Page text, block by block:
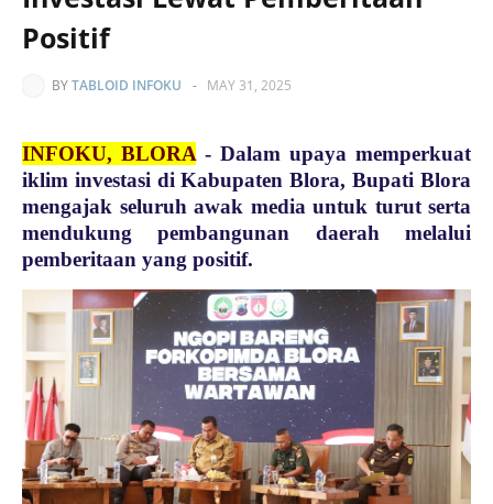
Positif
BYTABLOID INFOKU - MAY 31, 2025
INFOKU, BLORA - Dalam upaya memperkuat
iklim investasi di Kabupaten Blora, Bupati Blora
mengajak seluruh awak media untuk turut serta
mendukung pembangunan daerah melalui
pemberitaan yang positif.